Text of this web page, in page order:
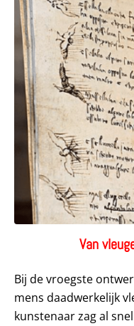
Van
Bij de vroegste
mens daadwerkelijk
kunstenaar zag al